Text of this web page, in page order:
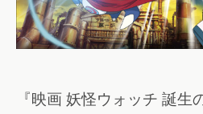
『映画 妖怪ウォッチ 誕生